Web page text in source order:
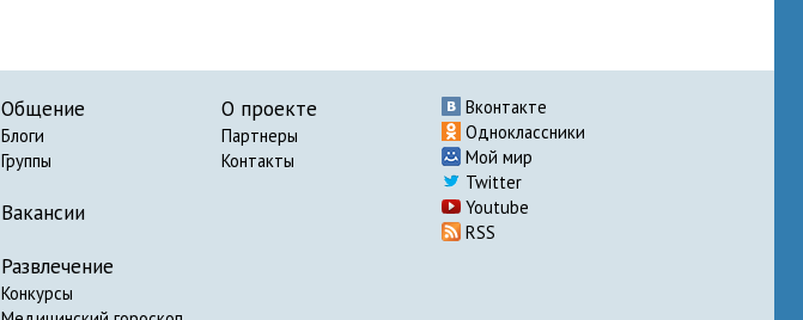
Общение
Блоги
Группы
Вакансии
Развлечение
Конкурсы
О проекте
Партнеры
Контакты
Вконтакте
Одноклассники
Мой мир
Twitter
Youtube
RSS